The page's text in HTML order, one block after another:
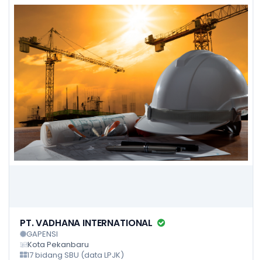
PT. VADHANA INTERNATIONAL
GAPENSI
Kota Pekanbaru
17 bidang SBU (data LPJK)